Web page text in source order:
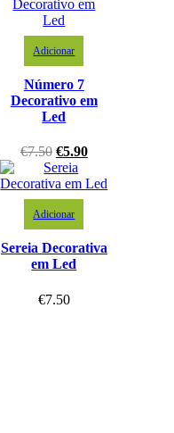
Adicionar
Número 7
Decorativo em
Led
€7.50 €5.90
Adicionar
Sereia Decorativa
em Led
€7.50